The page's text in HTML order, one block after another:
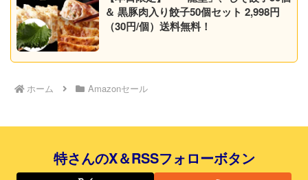
＆ 黒豚肉入り餃子50個セット 2,998円
（30円/個）送料無料！
ホーム Amazonセール
特さんのX＆RSSフォローボタン